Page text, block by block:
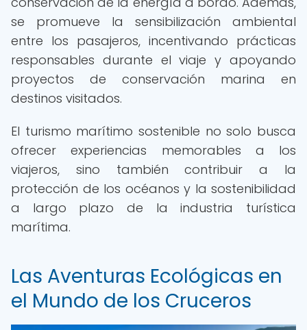
se promueve la sensibilización ambiental
entre los pasajeros, incentivando prácticas
responsables durante el viaje y apoyando
proyectos de conservación marina en
destinos visitados.
El turismo marítimo sostenible no solo busca
ofrecer experiencias memorables a los
viajeros, sino también contribuir a la
protección de los océanos y la sostenibilidad
a largo plazo de la industria turística
marítima.
Las Aventuras Ecológicas en
el Mundo de los Cruceros